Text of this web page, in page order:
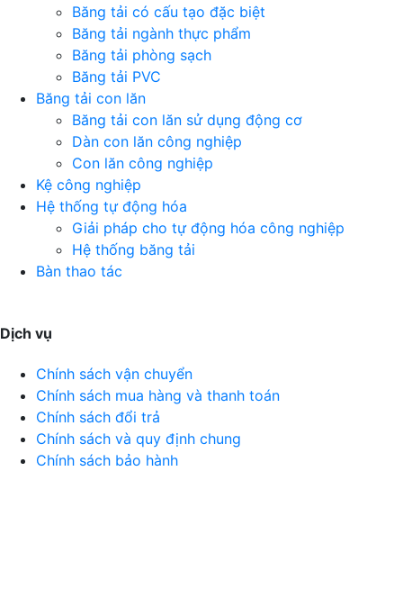
Băng tải có cấu tạo đặc biệt
Băng tải ngành thực phẩm
Băng tải phòng sạch
Băng tải PVC
Băng tải con lăn
Băng tải con lăn sử dụng động cơ
Dàn con lăn công nghiệp
Con lăn công nghiệp
Kệ công nghiệp
Hệ thống tự động hóa
Giải pháp cho tự động hóa công nghiệp
Hệ thống băng tải
Bàn thao tác
Dịch vụ
Chính sách vận chuyển
Chính sách mua hàng và thanh toán
Chính sách đổi trả
Chính sách và quy định chung
Chính sách bảo hành